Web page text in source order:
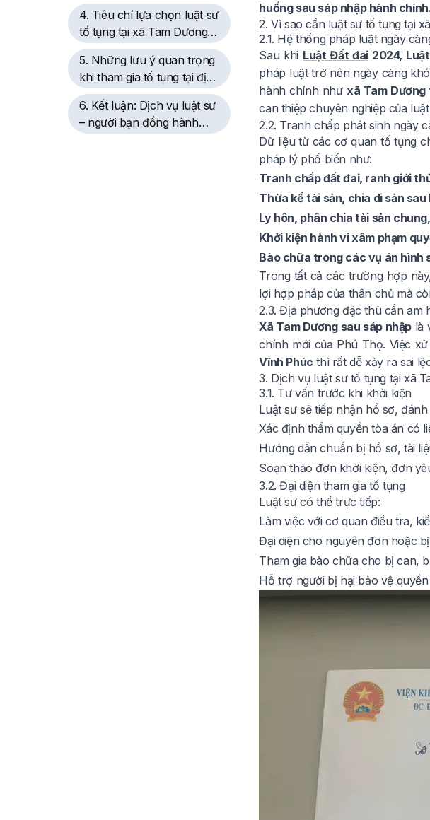
4. Tiêu chí lựa chọn luật sư
tố tụng tại xã Tam Dương
tỉnh Phú Thọ
5. Những lưu ý quan trọng
khi tham gia tố tụng tại địa
bàn Tam Dương cũ – Vĩnh
Phúc
6. Kết luận: Dịch vụ luật sư
– người bạn đồng hành
huống sau sáp nhập hành
2. Vì sao cần luật sư tố tụng tại
2.1. Hệ thống pháp luật ngày
Sau khi Luật Đất đai 2024,
pháp luật trở nên ngày càng
hành chính như xã Tam
can thiệp chuyên nghiệp của
2.2. Tranh chấp phát sinh ngày
Dữ liệu từ các cơ quan tố tụng
pháp lý phổ biến như:
Tranh chấp đất đai, ranh giới
Thừa kế tài sản, chia di sản sau
Ly hôn, phân chia tài sản
Khởi kiện hành vi xâm phạm
Bào chữa trong các vụ án hình
Trong tất cả các trường hợp
lợi hợp pháp của thân chủ mà
2.3. Địa phương đặc thù cần am
Xã Tam Dương sau sáp nhập là
chính mới của Phú Thọ. Việc
Vĩnh Phúc thì rất dễ xảy ra sai
3. Dịch vụ luật sư tố tụng tại xã
3.1. Tư vấn trước khi khởi kiện
Luật sư sẽ tiếp nhận hồ sơ,
Xác định thẩm quyền tòa án có
Hướng dẫn chuẩn bị hồ sơ, tài
Soạn thảo đơn khởi kiện, đơn
3.2. Đại diện tham gia tố tụng
Luật sư có thể trực tiếp:
Làm việc với cơ quan điều tra,
Đại diện cho nguyên đơn hoặc
Tham gia bào chữa cho bị can,
Hỗ trợ người bị hại bảo vệ